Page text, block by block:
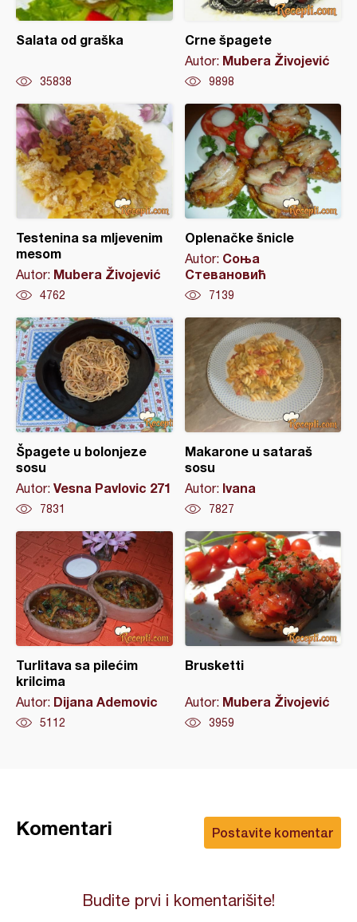
Salata od graška
35838
Crne špagete
Autor: Mubera Živojević
9898
Testenina sa mljevenim
mesom
Autor: Mubera Živojević
4762
Oplenačke šnicle
Autor: Соња
Стевановић
7139
Špagete u bolonjeze
sosu
Autor: Vesna Pavlovic 271
7831
Makarone u sataraš
sosu
Autor: Ivana
7827
Turlitava sa pilećim
krilcima
Autor: Dijana Ademovic
5112
Brusketti
Autor: Mubera Živojević
3959
Postavite komentar
Komentari
Budite prvi i komentarišite!